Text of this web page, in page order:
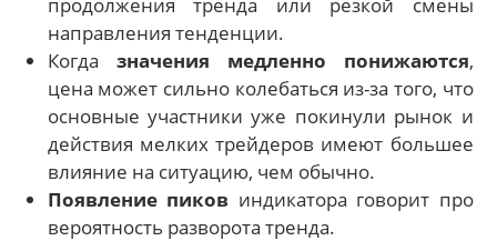
направления тенденции.
Когда значения медленно понижаются,
цена может сильно колебаться из-за того, что
основные участники уже покинули рынок и
действия мелких трейдеров имеют большее
влияние на ситуацию, чем обычно.
Появление пиков индикатора говорит про
вероятность разворота тренда.